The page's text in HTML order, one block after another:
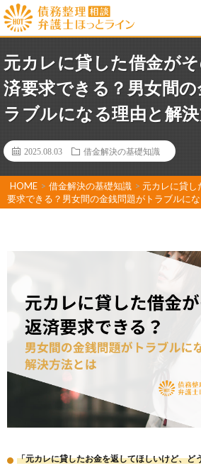
元カレに貸した借金が
済要求できる？男女間の
ラブルになる理由と解
2025.08.03 借金解決の基礎知識
HOME > 借金解決の基礎知識 > 元カレに貸
要求できる？男女間の金銭問題がトラブルに
「元カレに貸したお金を返してほしいけど、ど